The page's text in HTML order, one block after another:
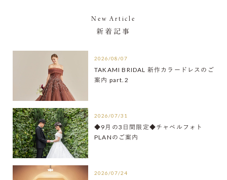
New Article
新着記事
2026/08/07
TAKAMI BRIDAL 新作カラードレスのご
案内 part.2
2026/07/31
◆9月の3日間限定◆チャペルフォト
PLANのご案内
2026/07/24